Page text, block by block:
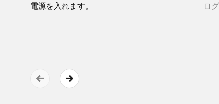
電源を​入れます。
ロ